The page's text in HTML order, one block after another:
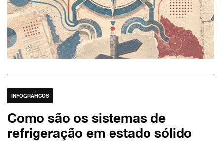
INFOGRÁFICOS
Como são os sistemas de
refrigeração em estado sólido